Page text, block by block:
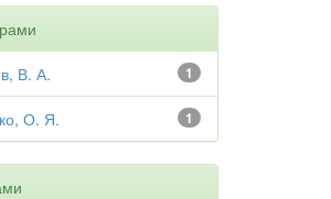
1
В. А.
1
О. Я.